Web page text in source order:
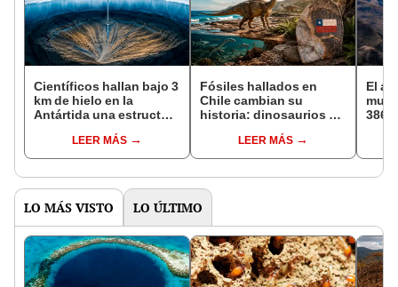
Científicos hallan bajo 3
km de hielo en la
Antártida una estructura
que explicaría la ruptura
de un supercontinente
LEER MÁS
Fósiles hallados en
Chile cambian su
historia: dinosaurios y
millones de años
vivieron donde antes
LEER MÁS
El
386
LO MÁS VISTO LO ÚLTIMO